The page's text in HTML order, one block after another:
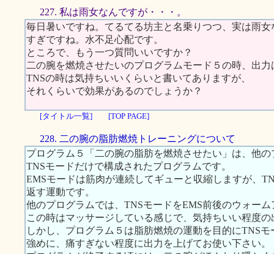
227. 私は雨女なんですが・・・。
毎日暑いですね。てるてる坊主と名乗りつつ、実は雨
すぎですね。水不足心配です。
ところで、もう一つ質問いいですか？
二の腕を燃焼させたいのプログラムモード５の時、出
TNSの時は気持ちいいくらいと書いてありますが、
それくらいで効果があるのでしょうか？
[タイトル一覧] [TOP PAGE]
228. 二の腕の脂肪燃焼トレーニングについて
プログラム５「二の腕の脂肪を燃焼させたい」は、他
TNSモードだけで構成されたプログラムです。
EMSモードは筋肉が連続してギューと収縮しますが、
返す運動です。
他のプログラムでは、TNSモードをEMS前後のウォー
この時はマッサージしている感じで、気持ちいい程度
しかし、プログラム５は脂肪燃焼の運動を目的にTNS
強めに、痛すぎない程度に出力を上げてお使い下さい。